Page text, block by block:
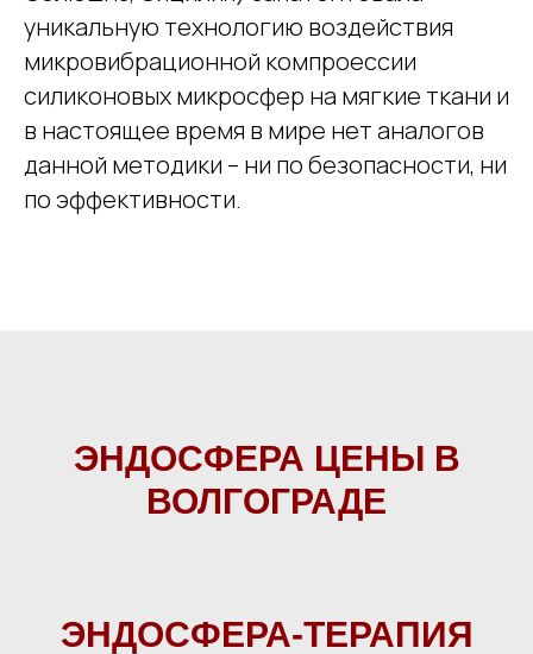
уникальную технологию воздействия
микровибрационной компроессии
силиконовых микросфер на мягкие ткани и
в настоящее время в мире нет аналогов
данной методики – ни по безопасности, ни
по эффективности.
ЭНДОСФЕРА ЦЕНЫ В
ВОЛГОГРАДЕ
ЭНДОСФЕРА-ТЕРАПИЯ